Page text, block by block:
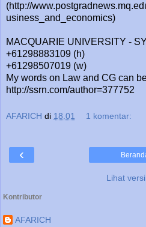
(http://
usiness_and_economics)
MACQUARIE UNIVERSITY -
+61298883109 (h)
+61298507019 (w)
My words on Law and CG can
http://ssrn.com/author=377752
AFARICH di 18.01 1 komentar:
‹
Lihat
Kontributor
AFARICH